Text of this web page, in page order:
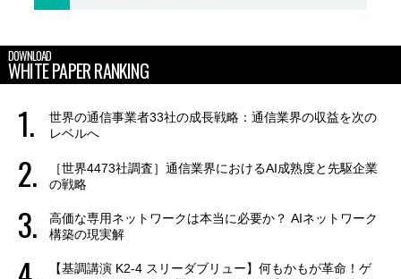
DOWNLOAD
WHITE PAPER RANKING
世界の通信事業者33社の成長戦略：通信業界の収益を次の
レベルへ
［世界4473社調査］通信業界におけるAI成熟度と先駆企業
の戦略
高価な専用ネットワークは本当に必要か？ AIネットワーク
構築の現実解
【基調講演 K2-4 スリーダブリュー】何もかもが革命！ゲ